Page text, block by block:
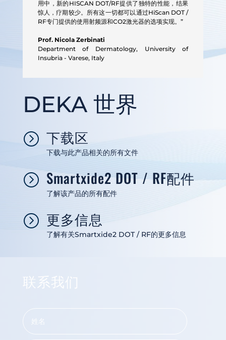
用中，新的HISCAN DOT/RF提供了独特的性能，结果
惊人，疗期较少。所有这一切都可以通过HiScan DOT /
RF专门提供的使用射频源和CO2激光器的选项实现。”
Prof. Nicola Zerbinati
Department of Dermatology, University of
Insubria - Varese, Italy
DEKA 世界
= 下载区
下载与此产品相关的所有文件
= Smartxide2 DOT / RF配件
了解该产品的所有配件
= 更多信息
了解有关Smartxide2 DOT / RF的更多信息
联系我们